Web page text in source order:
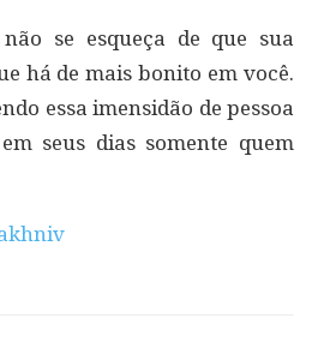
se esqueça de que sua
há de mais bonito em você.
essa imensidão de pessoa
em seus dias somente quem